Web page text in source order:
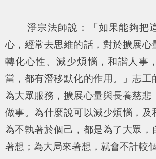
淨宗法師說：「如果能夠把
心，經常去思維的話，對於擴展心
轉化心性、減少煩惱，和諧人事
當，都有潛移默化的作用。」志工
為大眾服務，擴展心量與長養慈悲
做事。為什麼說可以減少煩惱，及
為不執著於個己，都是為了大眾，
著想；為大局來著想，就會不計較